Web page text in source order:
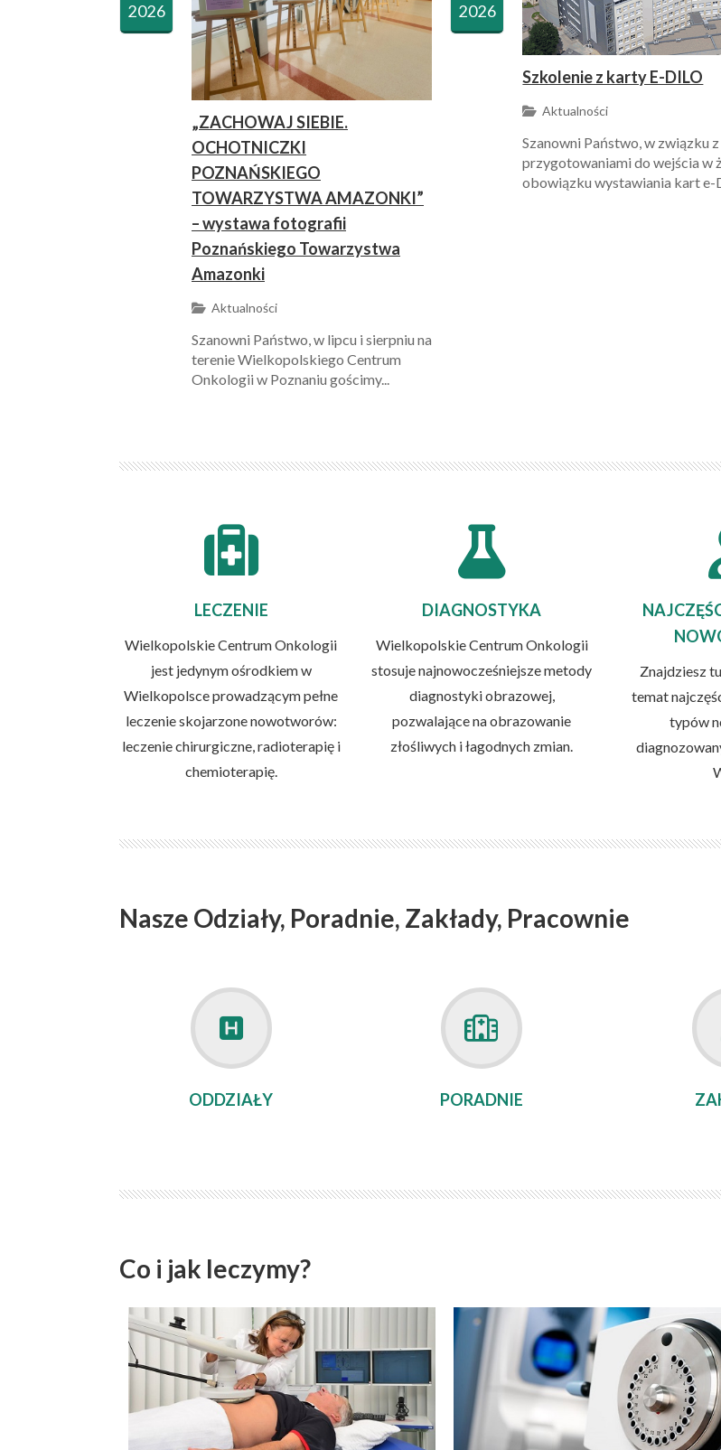
2026
„ZACHOWAJ SIEBIE.
OCHOTNICZKI
POZNAŃSKIEGO
TOWARZYSTWA AMAZONKI”
– wystawa fotografii
Poznańskiego Towarzystwa
Amazonki
Aktualności
Szanowni Państwo, w lipcu i sierpniu na
terenie Wielkopolskiego Centrum
Onkologii w Poznaniu gościmy...
2026
Szkolenie z karty E-DILO
Aktualności
Szanowni Państwo, w związku z
przygotowaniami do wejścia w
obowiązku wystawiania kart e-
LECZENIE
Wielkopolskie Centrum Onkologii
jest jedynym ośrodkiem w
Wielkopolsce prowadzącym pełne
leczenie skojarzone nowotworów:
leczenie chirurgiczne, radioterapię i
chemioterapię.
DIAGNOSTYKA
Wielkopolskie Centrum Onkologii
stosuje najnowocześniejsze metody
diagnostyki obrazowej,
pozwalające na obrazowanie
złośliwych i łagodnych zmian.
Znajdziesz
temat
typów
Nasze Odziały, Poradnie, Zakłady, Pracownie
ODDZIAŁY PORADNIE
Co i jak leczymy?